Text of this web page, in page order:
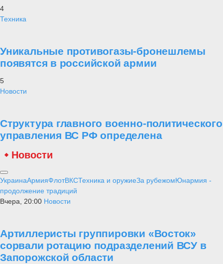
4
Техника
Уникальные противогазы-бронешлемы
появятся в российской армии
5
Новости
Структура главного военно-политического
управления ВС РФ определена
Новости
УкраинаАрмияФлотВКСТехника и оружиеЗа рубежомЮнармия -
продолжение традиций
Вчера, 20:00 Новости
Артиллеристы группировки «Восток»
сорвали ротацию подразделений ВСУ в
Запорожской области